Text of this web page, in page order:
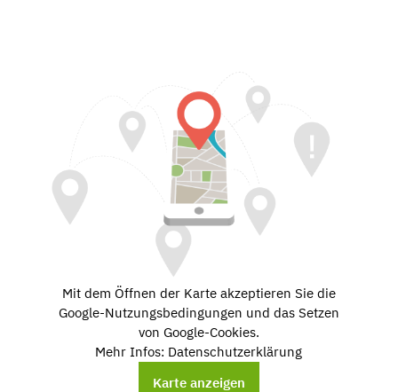
Mit dem Öffnen der Karte akzeptieren Sie die
Google-Nutzungsbedingungen und das Setzen
von Google-Cookies.
Mehr Infos: Datenschutzerklärung
Karte anzeigen